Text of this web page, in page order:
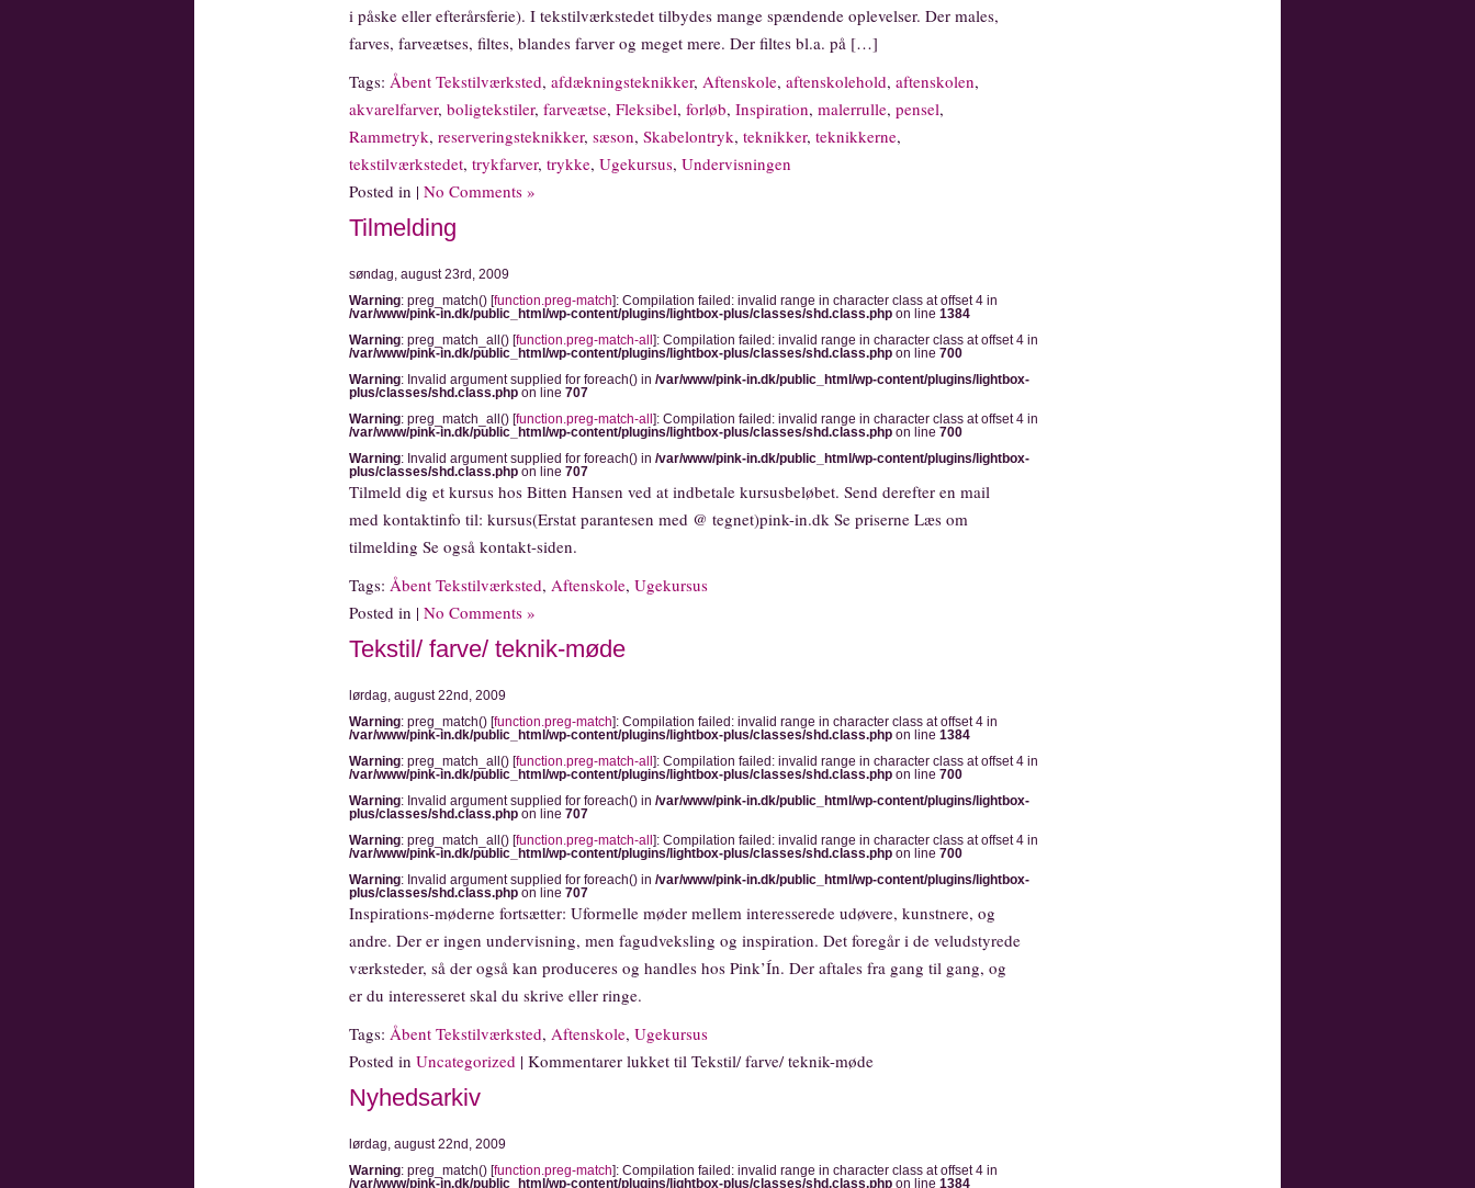
i påske eller efterårsferie). I tekstilværkstedet tilbydes mange spændende oplevelser. Der males,
farves, farveætses, filtes, blandes farver og meget mere. Der filtes bl.a. på […]
Tags: Åbent Tekstilværksted, afdækningsteknikker, Aftenskole, aftenskolehold, aftenskolen,
akvarelfarver, boligtekstiler, farveætse, Fleksibel, forløb, Inspiration, malerrulle, pensel,
Rammetryk, reserveringsteknikker, sæson, Skabelontryk, teknikker, teknikkerne,
tekstilværkstedet, trykfarver, trykke, Ugekursus, Undervisningen
Posted in | No Comments »
Tilmelding
søndag, august 23rd, 2009
Warning: preg_match() [function.preg-match]: Compilation failed: invalid range in character class at offset 4 in
/var/www/pink-in.dk/public_html/wp-content/plugins/lightbox-plus/classes/shd.class.php on line 1384
Warning: preg_match_all() [function.preg-match-all ]: Compilation failed: invalid range in character class at offset 4 in
/var/www/pink-in.dk/public_html/wp-content/plugins/lightbox-plus/classes/shd.class.php on line 700
Warning: Invalid argument supplied for foreach() in /var/www/pink-in.dk/public_html/wp-content/plugins/lightbox-
plus/classes/shd.class.php on line 707
Warning: preg_match_all() [function.preg-match-all ]: Compilation failed: invalid range in character class at offset 4 in
/var/www/pink-in.dk/public_html/wp-content/plugins/lightbox-plus/classes/shd.class.php on line 700
Warning: Invalid argument supplied for foreach() in /var/www/pink-in.dk/public_html/wp-content/plugins/lightbox-
plus/classes/shd.class.php on line 707
Tilmeld dig et kursus hos Bitten Hansen ved at indbetale kursusbeløbet. Send derefter en mail
med kontaktinfo til: kursus(Erstat parantesen med @ tegnet)pink-in.dk Se priserne Læs om
tilmelding Se også kontakt-siden.
Tags: Åbent Tekstilværksted, Aftenskole, Ugekursus
Posted in | No Comments »
Tekstil/ farve/ teknik-møde
lørdag, august 22nd, 2009
Warning: preg_match() [function.preg-match]: Compilation failed: invalid range in character class at offset 4 in
/var/www/pink-in.dk/public_html/wp-content/plugins/lightbox-plus/classes/shd.class.php on line 1384
Warning: preg_match_all() [function.preg-match-all ]: Compilation failed: invalid range in character class at offset 4 in
/var/www/pink-in.dk/public_html/wp-content/plugins/lightbox-plus/classes/shd.class.php on line 700
Warning: Invalid argument supplied for foreach() in /var/www/pink-in.dk/public_html/wp-content/plugins/lightbox-
plus/classes/shd.class.php on line 707
Warning: preg_match_all() [function.preg-match-all ]: Compilation failed: invalid range in character class at offset 4 in
/var/www/pink-in.dk/public_html/wp-content/plugins/lightbox-plus/classes/shd.class.php on line 700
Warning: Invalid argument supplied for foreach() in /var/www/pink-in.dk/public_html/wp-content/plugins/lightbox-
plus/classes/shd.class.php on line 707
Inspirations-møderne fortsætter: Uformelle møder mellem interesserede udøvere, kunstnere, og
andre. Der er ingen undervisning, men fagudveksling og inspiration. Det foregår i de veludstyrede
værksteder, så der også kan produceres og handles hos Pink’Ín. Der aftales fra gang til gang, og
er du interesseret skal du skrive eller ringe.
Tags: Åbent Tekstilværksted, Aftenskole, Ugekursus
Posted in Uncategorized | Kommentarer lukket til Tekstil/ farve/ teknik-møde
Nyhedsarkiv
lørdag, august 22nd, 2009
Warning: preg_match() [function.preg-match]: Compilation failed: invalid range in character class at offset 4 in
/var/www/pink-in.dk/public_html/wp-content/plugins/lightbox-plus/classes/shd.class.php on line 1384